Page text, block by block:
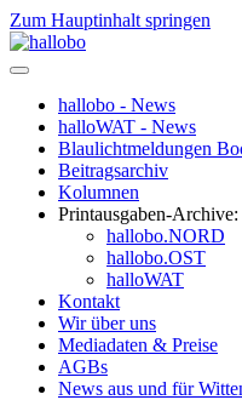
Zum Hauptinhalt springen
hallobo - News
halloWAT - News
Blaulichtmeldungen
Beitragsarchiv
Kolumnen
Printausgaben-Archive:
hallobo.NORD
hallobo.OST
halloWAT
Kontakt
Wir über uns
Mediadaten & Preise
AGBs
News aus und für